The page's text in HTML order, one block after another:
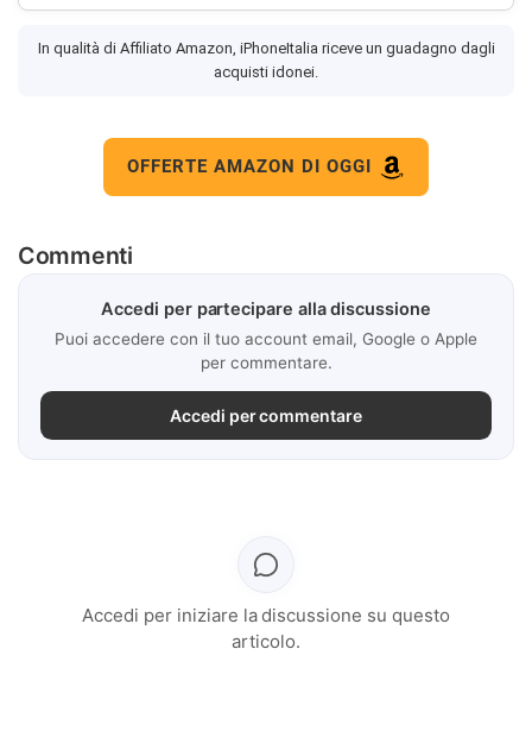
In qualità di Affiliato Amazon, iPhoneItalia riceve un guadagno dagli
acquisti idonei.
OFFERTE AMAZON DI OGGI
Commenti
Accedi per partecipare alla discussione
Puoi accedere con il tuo account email, Google o Apple
per commentare.
Accedi per commentare
Accedi per iniziare la discussione su questo
articolo.